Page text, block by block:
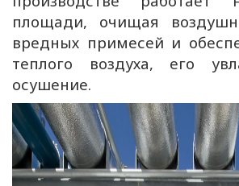
площади, очищая
вредных примесей и
теплого воздуха, его
осушение.